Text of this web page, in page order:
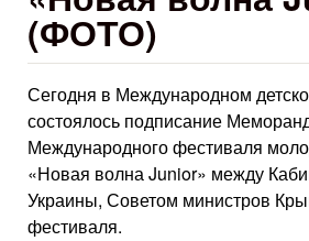
(ФОТО)
Сегодня в Международном
состоялось подписание
Международного фестиваля
«Новая волна Junior» между
Украины, Советом министров
фестиваля.